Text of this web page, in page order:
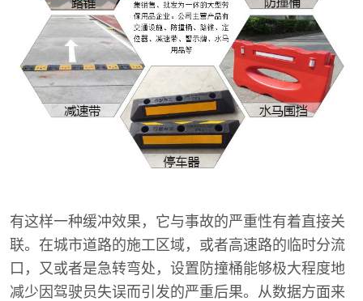
有这样一种缓冲效果，它与事故的严重性有着直接关
联。在城市道路的施工区域，或者高速路的临时分流
口，又或者是急转弯处，设置防撞桶能够极大程度地
减少因驾驶员失误而引发的严重后果。从数据方面来